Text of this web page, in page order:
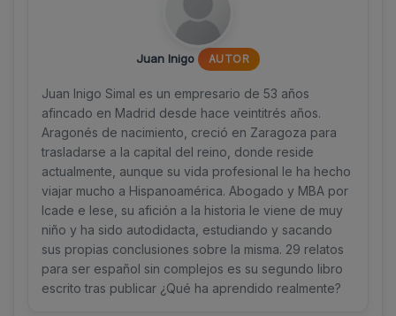
Juan Inigo AUTOR
Juan Inigo Simal es un empresario de 53 años
afincado en Madrid desde hace veintitrés años.
Aragonés de nacimiento, creció en Zaragoza para
trasladarse a la capital del reino, donde reside
actualmente, aunque su vida profesional le ha hecho
viajar mucho a Hispanoamérica. Abogado y MBA por
Icade e Iese, su afición a la historia le viene de muy
niño y ha sido autodidacta, estudiando y sacando
sus propias conclusiones sobre la misma. 29 relatos
para ser español sin complejos es su segundo libro
escrito tras publicar ¿Qué ha aprendido realmente?